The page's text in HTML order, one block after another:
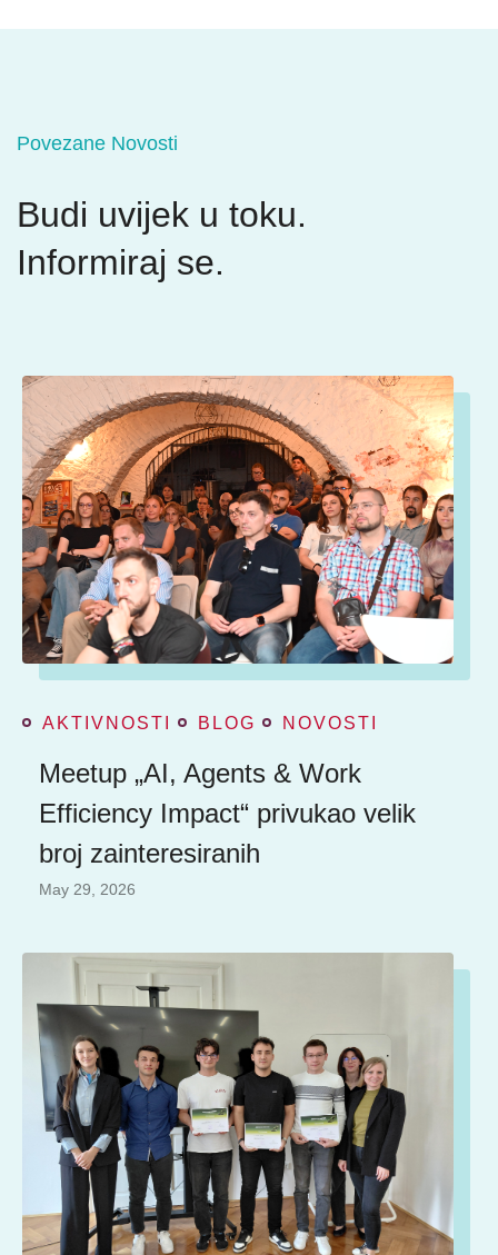
Povezane Novosti
Budi uvijek u toku.
Informiraj se.
AKTIVNOSTI BLOG NOVOSTI
Meetup „AI, Agents & Work
Efficiency Impact“ privukao velik
broj zainteresiranih
May 29, 2026